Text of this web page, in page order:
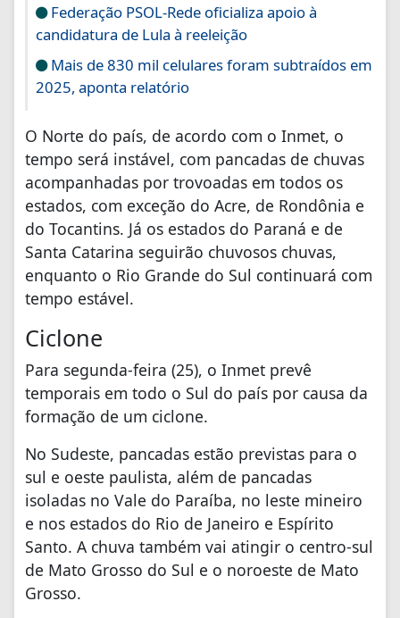
Federação PSOL-Rede oficializa apoio à
candidatura de Lula à reeleição
Mais de 830 mil celulares foram subtraídos em
2025, aponta relatório
O Norte do país, de acordo com o Inmet, o
tempo será instável, com pancadas de chuvas
acompanhadas por trovoadas em todos os
estados, com exceção do Acre, de Rondônia e
do Tocantins. Já os estados do Paraná e de
Santa Catarina seguirão chuvosos chuvas,
enquanto o Rio Grande do Sul continuará com
tempo estável.
Ciclone
Para segunda-feira (25), o Inmet prevê
temporais em todo o Sul do país por causa da
formação de um ciclone.
No Sudeste, pancadas estão previstas para o
sul e oeste paulista, além de pancadas
isoladas no Vale do Paraíba, no leste mineiro
e nos estados do Rio de Janeiro e Espírito
Santo. A chuva também vai atingir o centro-sul
de Mato Grosso do Sul e o noroeste de Mato
Grosso.